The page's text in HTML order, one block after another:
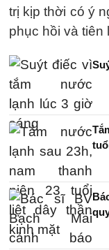
trị kịp thời có ý
phục hồi và